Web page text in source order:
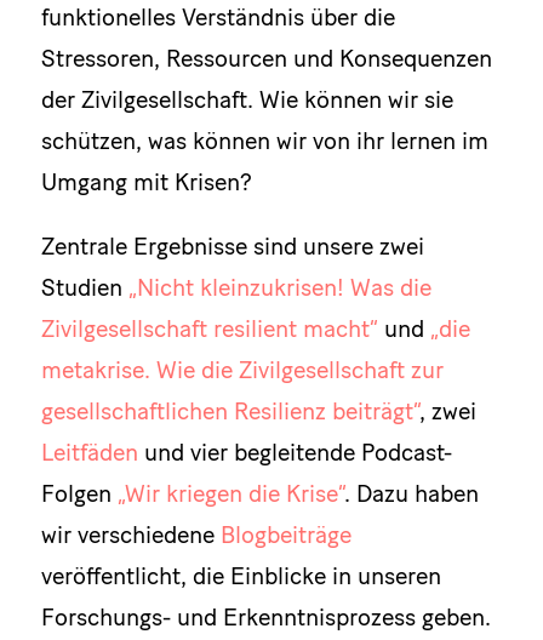
funktionelles Verständnis über die
Stressoren, Ressourcen und Konsequenzen
der Zivilgesellschaft. Wie können wir sie
schützen, was können wir von ihr lernen im
Umgang mit Krisen?
Zentrale Ergebnisse sind unsere zwei
Studien „Nicht kleinzukrisen! Was die
Zivilgesellschaft resilient macht“ und „die
metakrise. Wie die Zivilgesellschaft zur
gesellschaftlichen Resilienz beiträgt“, zwei
Leitfäden und vier begleitende Podcast-
Folgen „Wir kriegen die Krise“. Dazu haben
wir verschiedene Blogbeiträge
veröffentlicht, die Einblicke in unseren
Forschungs- und Erkenntnisprozess geben.